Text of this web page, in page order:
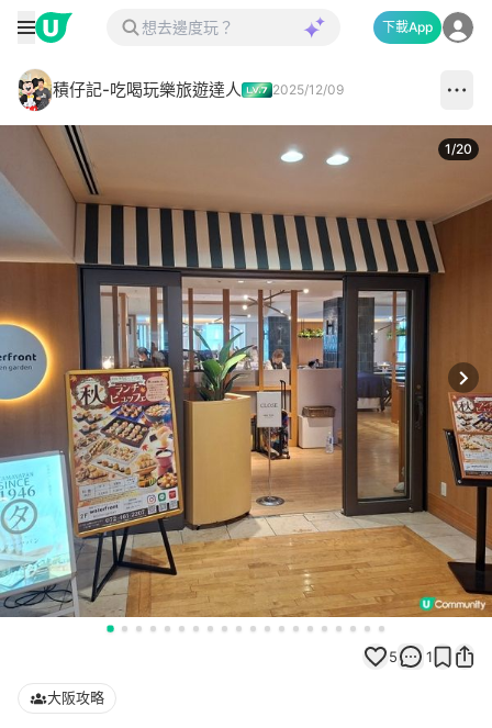
下載App
積仔記-吃喝玩樂旅遊達人 2025/12/09
1/20
5 1
大阪攻略